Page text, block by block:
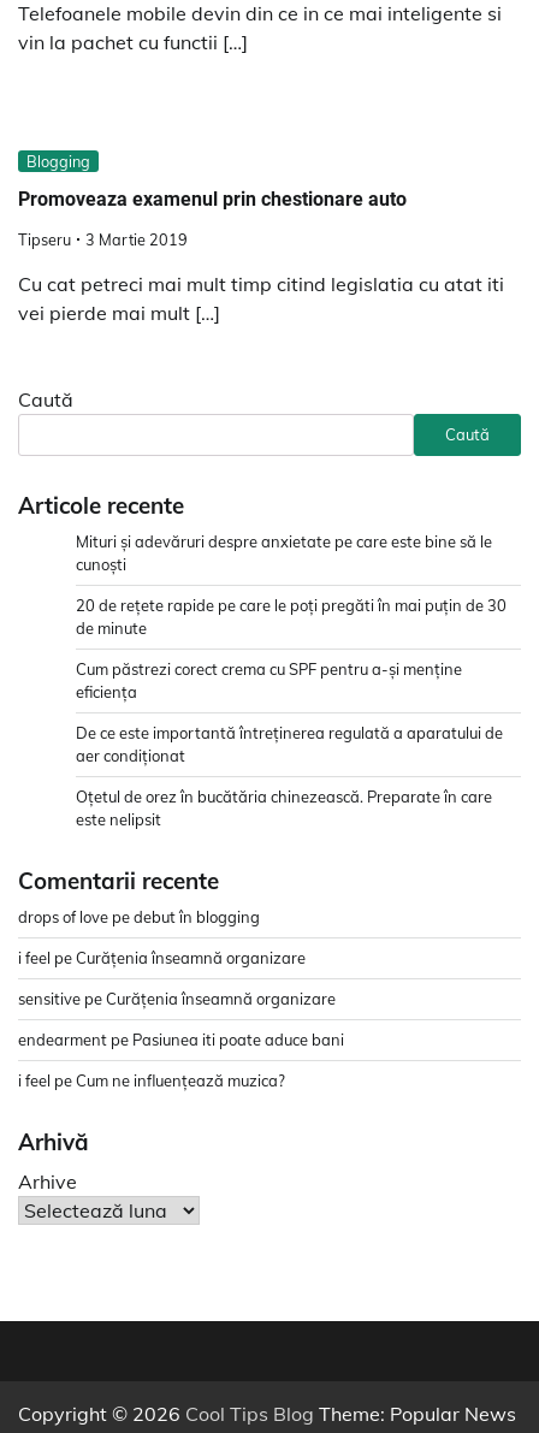
Telefoanele mobile devin din ce in ce mai inteligente si
vin la pachet cu functii […]
Blogging
Promoveaza examenul prin chestionare auto
Tipseru 3 Martie 2019
Cu cat petreci mai mult timp citind legislatia cu atat iti
vei pierde mai mult […]
Caută
Caută
Articole recente
Mituri și adevăruri despre anxietate pe care este bine să le
cunoști
20 de rețete rapide pe care le poți pregăti în mai puțin de 30
de minute
Cum păstrezi corect crema cu SPF pentru a-și menține
eficiența
De ce este importantă întreținerea regulată a aparatului de
aer condiționat
Oțetul de orez în bucătăria chinezească. Preparate în care
este nelipsit
Comentarii recente
drops of love pedebut în blogging
i feel peCurățenia înseamnă organizare
sensitive peCurățenia înseamnă organizare
endearment pe Pasiunea iti poate aduce bani
i feel peCum ne influențează muzica?
Arhivă
Arhive
Copyright © 2026 Cool Tips Blog Theme: Popular News